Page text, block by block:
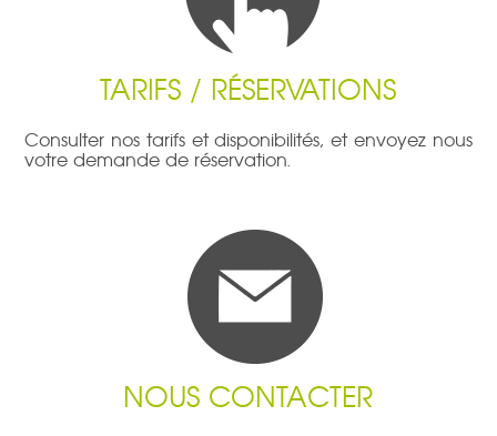
TARIFS / RÉSERVATIONS
Consulter nos tarifs et disponibilités, et envoyez nous
votre demande de réservation.
NOUS CONTACTER